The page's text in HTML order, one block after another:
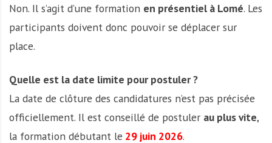
Non. Il s’agit d’une formation en présentiel à Lomé. Les
participants doivent donc pouvoir se déplacer sur
place.
Quelle est la date limite pour postuler ?
La date de clôture des candidatures n’est pas précisée
officiellement. Il est conseillé de postuler au plus vite,
la formation débutant le 29 juin 2026.